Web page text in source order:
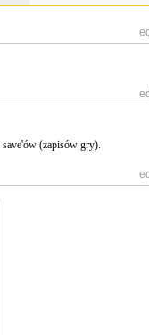
(zapisów gry).